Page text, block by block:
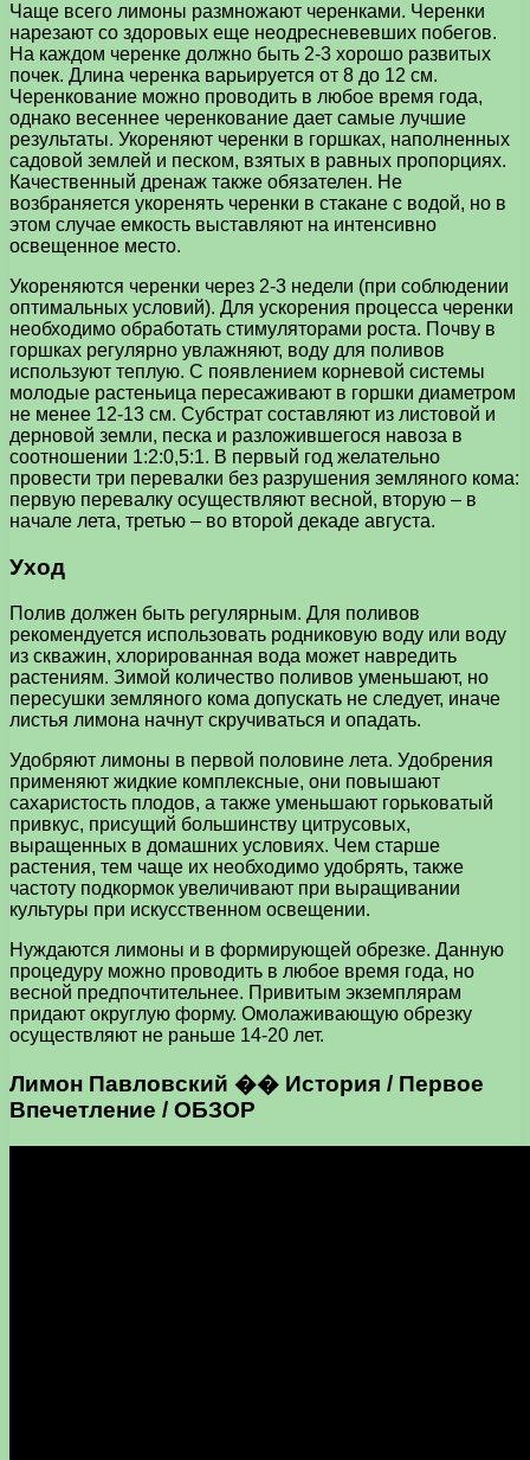
Чаще всего лимоны размножают черенками. Черенки
нарезают со здоровых еще неодресневевших побегов.
На каждом черенке должно быть 2-3 хорошо развитых
почек. Длина черенка варьируется от 8 до 12 см.
Черенкование можно проводить в любое время года,
однако весеннее черенкование дает самые лучшие
результаты. Укореняют черенки в горшках, наполненных
садовой землей и песком, взятых в равных пропорциях.
Качественный дренаж также обязателен. Не
возбраняется укоренять черенки в стакане с водой, но в
этом случае емкость выставляют на интенсивно
освещенное место.
Укореняются черенки через 2-3 недели (при соблюдении
оптимальных условий). Для ускорения процесса черенки
необходимо обработать стимуляторами роста. Почву в
горшках регулярно увлажняют, воду для поливов
используют теплую. С появлением корневой системы
молодые растеньица пересаживают в горшки диаметром
не менее 12-13 см. Субстрат составляют из листовой и
дерновой земли, песка и разложившегося навоза в
соотношении 1:2:0,5:1. В первый год желательно
провести три перевалки без разрушения земляного кома:
первую перевалку осуществляют весной, вторую – в
начале лета, третью – во второй декаде августа.
Уход
Полив должен быть регулярным. Для поливов
рекомендуется использовать родниковую воду или воду
из скважин, хлорированная вода может навредить
растениям. Зимой количество поливов уменьшают, но
пересушки земляного кома допускать не следует, иначе
листья лимона начнут скручиваться и опадать.
Удобряют лимоны в первой половине лета. Удобрения
применяют жидкие комплексные, они повышают
сахаристость плодов, а также уменьшают горьковатый
привкус, присущий большинству цитрусовых,
выращенных в домашних условиях. Чем старше
растения, тем чаще их необходимо удобрять, также
частоту подкормок увеличивают при выращивании
культуры при искусственном освещении.
Нуждаются лимоны и в формирующей обрезке. Данную
процедуру можно проводить в любое время года, но
весной предпочтительнее. Привитым экземплярам
придают округлую форму. Омолаживающую обрезку
осуществляют не раньше 14-20 лет.
Лимон Павловский �� История / Первое
Впечетление / ОБЗОР